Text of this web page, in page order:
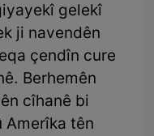
gelekî
ji navendên
çendîn cure
Berhemên
cîhanê bi
Amerîka tên